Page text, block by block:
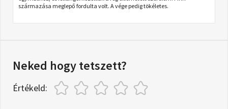
származása meglepő fordulta volt. A vége pedig tökéletes.
Neked hogy tetszett?
Értékeld: